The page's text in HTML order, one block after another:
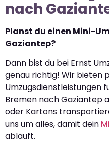
nach
Planst du einen Mini-
Gaziantep?
Dann bist du bei Ernst
genau richtig! Wir bieten
Umzugsdienstleistungen
Bremen nach Gaziantep
oder Kartons
uns um alles, damit dein
abläuft.